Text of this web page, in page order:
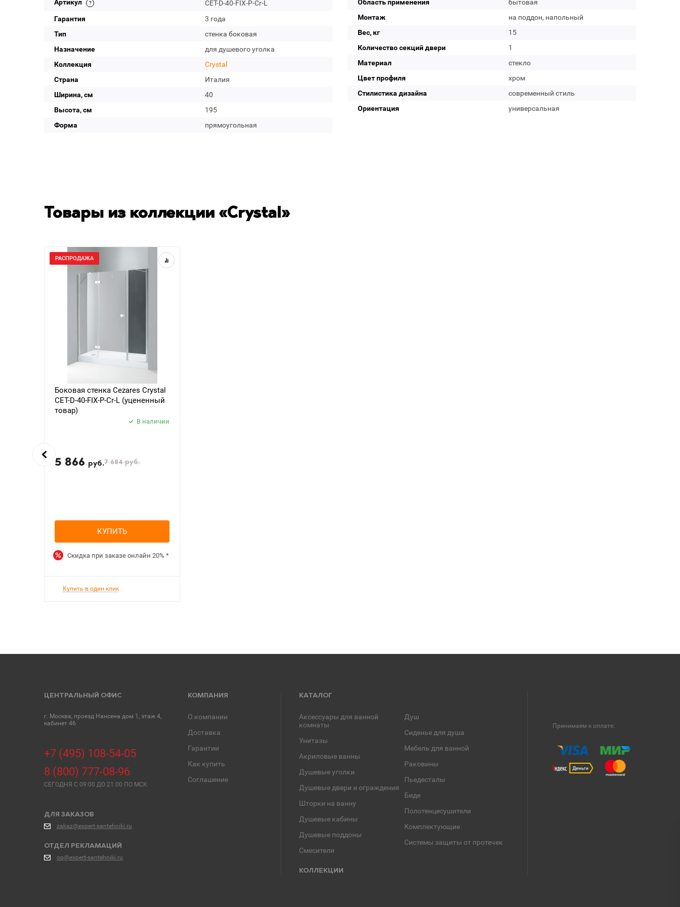
Артикул
CET-D-40-FIX-P-Cr-L
Гарантия
3 года
Тип
стенка боковая
Назначение
для душевого уголка
Коллекция
Crystal
Страна
Италия
Ширина, см
40
Высота, см
195
Форма
прямоугольная
Область применения
бытовая
Монтаж
на поддон, напольный
Вес, кг
15
Количество секций двери
1
Материал
стекло
Цвет профиля
хром
Стилистика дизайна
современный стиль
Ориентация
универсальная
Товары из коллекции «Crystal»
РАСПРОДАЖА
Боковая стенка Cezares Crystal
CET-D-40-FIX-P-Cr-L (уцененный
товар)
В наличии
5 866 руб.7 684руб.
КУПИТЬ
Скидка при заказе онлайн 20% *
Купить в один клик
ЦЕНТРАЛЬНЫЙ ОФИС
г. Москва, проезд Нансена дом 1, этаж 4,
кабинет 46
+7 (495) 108-54-05
8 (800) 777-08-96
СЕГОДНЯ C 09:00 ДО 21:00 ПО МСК
ДЛЯ ЗАКАЗОВ
zakaz@expert-santehniki.ru
ОТДЕЛ РЕКЛАМАЦИЙ
op@expert-santehniki.ru
КОМПАНИЯ
О компании
Доставка
Гарантии
Как купить
Соглашение
КАТАЛОГ
Аксессуары для ванной
комнаты
Унитазы
Акриловые ванны
Душевые уголки
Душевые двери и ограждения
Шторки на ванну
Душевые кабины
Душевые поддоны
Смесители
Душ
Сиденье для душа
Мебель для ванной
Раковины
Пьедесталы
Биде
Полотенцесушители
Комплектующие
Системы защиты от протечек
КОЛЛЕКЦИИ
Принимаем к оплате: